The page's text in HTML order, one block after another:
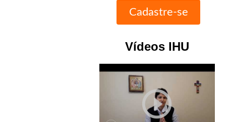
Vídeos IHU
play_circle_outline